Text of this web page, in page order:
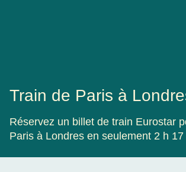
Train de Paris à
Réservez un billet de train Eurostar
Paris à Londres en seulement 2 h 17